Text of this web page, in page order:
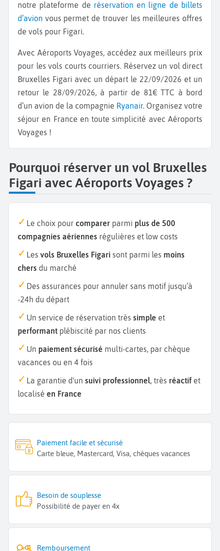
notre plateforme de réservation en ligne de billets
d’avion vous permet de trouver les meilleures offres
de vols pour Figari.
Avec Aéroports Voyages, accédez aux meilleurs prix
pour les vols courts courriers. Réservez un vol direct
Bruxelles Figari avec un départ le 22/09/2026 et un
retour le 28/09/2026, à partir de 81€ TTC à bord
d’un avion de la compagnie Ryanair. Organisez votre
séjour en France en toute simplicité avec Aéroports
Voyages !
Pourquoi réserver un vol Bruxelles
Figari avec Aéroports Voyages ?
Le choix pour comparer parmi plus de 500
compagnies aériennes régulières et low costs
Les vols Bruxelles Figari sont parmi les moins
chers du marché
Des assurances pour annuler sans motif jusqu’à
-24h du départ
Un service de réservation très simple et
performant plébiscité par nos clients
Un paiement sécurisé multi-cartes, par chèque
vacances ou en 4 fois
La garantie d'un suivi professionnel, très réactif et
localisé en France
Paiement facile et sécurisé
Carte bleue, Mastercard, Visa, chèques vacances
Besoin de souplesse
Possibilité de payer en 4x
Remboursement